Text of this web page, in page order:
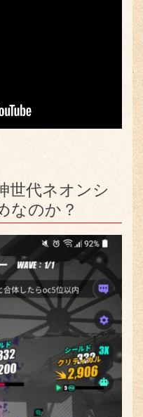
世代ネオンシ
なのか？